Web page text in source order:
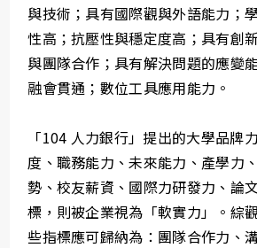
與技術；具有國際觀與外語能力；
性高；抗壓性與穩定度高；具有創
與團隊合作；具有解決問題的應變
融會貫通；數位工具應用能力。
「104 人力銀行」提出的大學品牌
度、職務能力、未來能力、產學力
勢、校友薪資、國際力研發力、論
標，則被企業視為「軟實力」。綜
些指標應可歸納為：團隊合作力、